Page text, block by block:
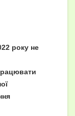
року не